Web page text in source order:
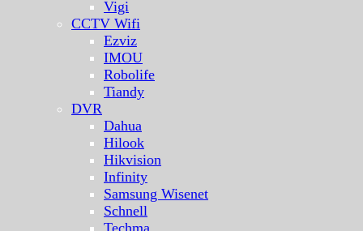
Vigi
CCTV Wifi
Ezviz
IMOU
Robolife
Tiandy
DVR
Dahua
Hilook
Hikvision
Infinity
Samsung Wisenet
Schnell